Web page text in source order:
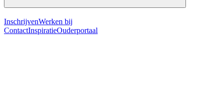
InschrijvenWerken bij
ContactInspiratieOuderportaal